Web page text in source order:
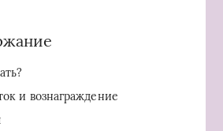
и вознаграждение